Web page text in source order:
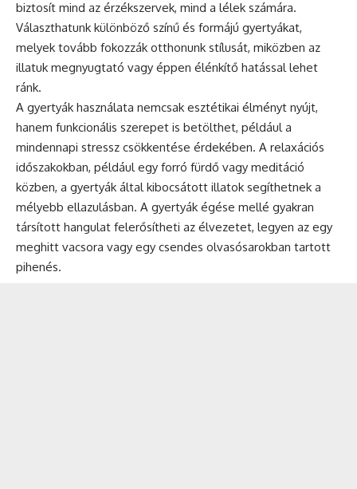
biztosít mind az érzékszervek, mind a lélek számára.
Választhatunk különböző színű és formájú gyertyákat,
melyek tovább fokozzák otthonunk stílusát, miközben az
illatuk megnyugtató vagy éppen élénkítő hatással lehet
ránk.
A gyertyák használata nemcsak esztétikai élményt nyújt,
hanem funkcionális szerepet is betölthet, például a
mindennapi stressz csökkentése érdekében. A relaxációs
időszakokban, például egy forró fürdő vagy meditáció
közben, a gyertyák által kibocsátott illatok segíthetnek a
mélyebb ellazulásban. A gyertyák égése mellé gyakran
társított hangulat felerősítheti az élvezetet, legyen az egy
meghitt vacsora vagy egy csendes olvasósarokban tartott
pihenés.